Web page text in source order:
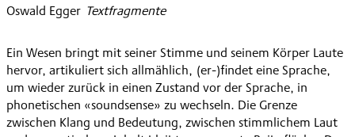
Oswald Egger
: Textfragmente
Ein Wesen bringt mit seiner Stimme und seinem Körper Laute
hervor, artikuliert sich allmählich, (er-)findet eine Sprache,
um wieder zurück in einen Zustand vor der Sprache, in
phonetischen «soundsense» zu wechseln. Die Grenze
zwischen Klang und Bedeutung, zwischen stimmlichem Laut